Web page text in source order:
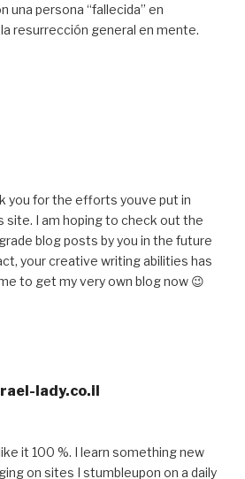
una persona “fallecida” en
resurrección general en mente.
you for the efforts youve put in
site. I am hoping to check out the
blog posts by you in the future
your creative writing abilities has
to get my very own blog now 😉
lady.co.il
it 100 %. I learn something new
on sites I stumbleupon on a daily